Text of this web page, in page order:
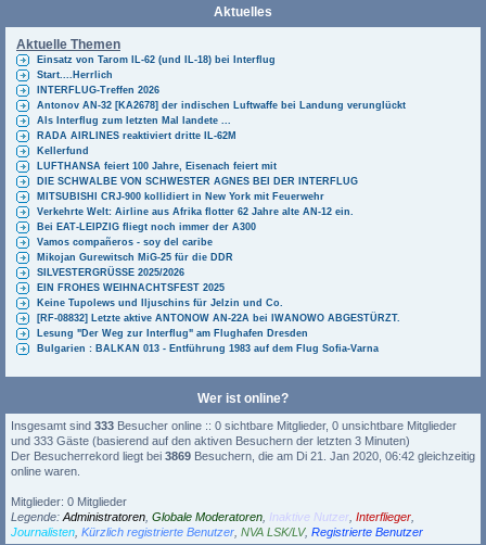
h
a
n
Aktuelles
Aktuelle Themen
Einsatz von Tarom IL-62 (und IL-18) bei Interflug
Start....Herrlich
INTERFLUG-Treffen 2026
Antonov AN-32 [KA2678] der indischen Luftwaffe bei Landung verunglückt
Als Interflug zum letzten Mal landete ...
RADA AIRLINES reaktiviert dritte IL-62M
Kellerfund
LUFTHANSA feiert 100 Jahre, Eisenach feiert mit
DIE SCHWALBE VON SCHWESTER AGNES BEI DER INTERFLUG
MITSUBISHI CRJ-900 kollidiert in New York mit Feuerwehr
Verkehrte Welt: Airline aus Afrika flotter 62 Jahre alte AN-12 ein.
Bei EAT-LEIPZIG fliegt noch immer der A300
Vamos compañeros - soy del caribe
Mikojan Gurewitsch MiG-25 für die DDR
SILVESTERGRÜSSE 2025/2026
EIN FROHES WEIHNACHTSFEST 2025
Keine Tupolews und Iljuschins für Jelzin und Co.
[RF-08832] Letzte aktive ANTONOW AN-22A bei IWANOWO ABGESTÜRZT.
Lesung "Der Weg zur Interflug" am Flughafen Dresden
Bulgarien : BALKAN 013 - Entführung 1983 auf dem Flug Sofia-Varna
Wer ist online?
Insgesamt sind 333 Besucher online :: 0 sichtbare Mitglieder, 0 unsichtbare Mitglieder
und 333 Gäste (basierend auf den aktiven Besuchern der letzten 3 Minuten)
Der Besucherrekord liegt bei 3869 Besuchern, die am Di 21. Jan 2020, 06:42 gleichzeitig
online waren.
Mitglieder: 0 Mitglieder
Legende: Administratoren Globale Moderatoren Inaktive Nutzer Interflieger
Journalisten Kürzlich registrierte Benutzer NVA LSK/LV, Registrierte Benutzer